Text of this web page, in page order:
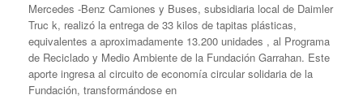
Mercedes -Benz Camiones y Buses, subsidiaria local de Daimler
Truc k, realizó la entrega de 33 kilos de tapitas plásticas,
equivalentes a aproximadamente 13.200 unidades , al Programa
de Reciclado y Medio Ambiente de la Fundación Garrahan. Este
aporte ingresa al circuito de economía circular solidaria de la
Fundación, transformándose en